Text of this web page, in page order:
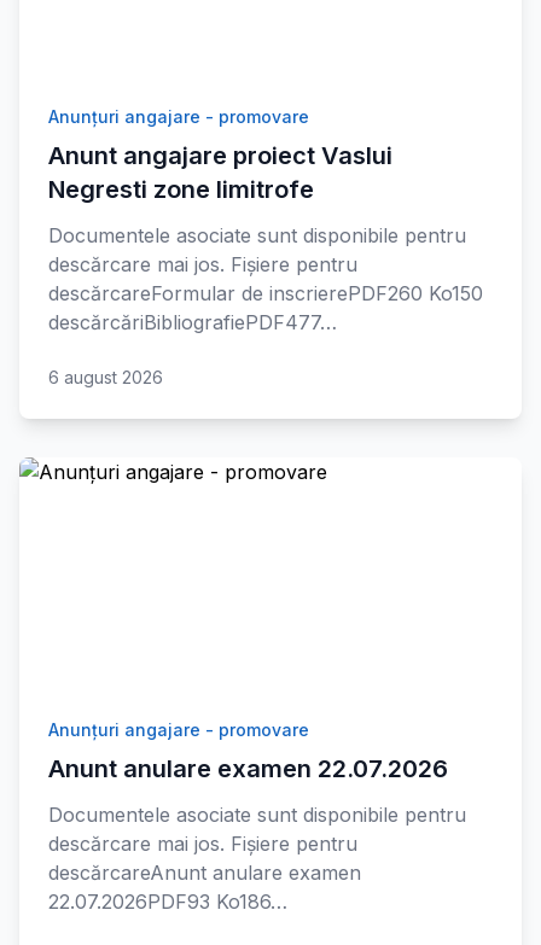
Anunțuri angajare - promovare
Anunt angajare proiect Vaslui
Negresti zone limitrofe
Documentele asociate sunt disponibile pentru
descărcare mai jos. Fișiere pentru
descărcareFormular de inscrierePDF260 Ko150
descărcăriBibliografiePDF477…
6 august 2026
Anunțuri angajare - promovare
Anunt anulare examen 22.07.2026
Documentele asociate sunt disponibile pentru
descărcare mai jos. Fișiere pentru
descărcareAnunt anulare examen
22.07.2026PDF93 Ko186…